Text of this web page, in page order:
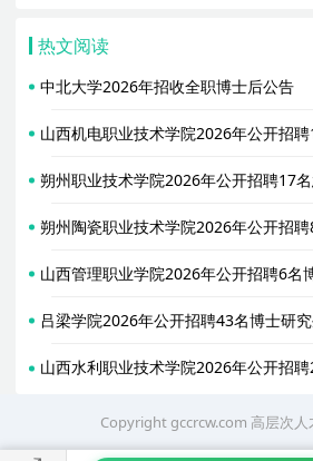
热文阅读
中北大学2026年招收全职博士后公告
山西机电职业技术学院2026年公开招
山西管理职业学院2026年公开招聘6名
吕梁学院2026年公开招聘43名博士研
山西水利职业技术学院2026年公开招
Copyright gccrcw.com 高层次人